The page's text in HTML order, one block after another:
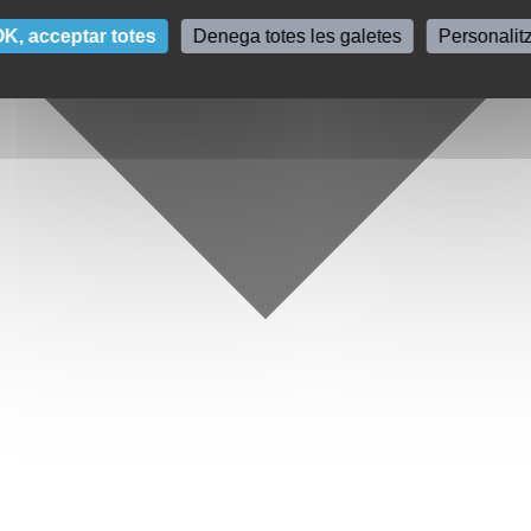
acceptar totes Denega totes les galetes